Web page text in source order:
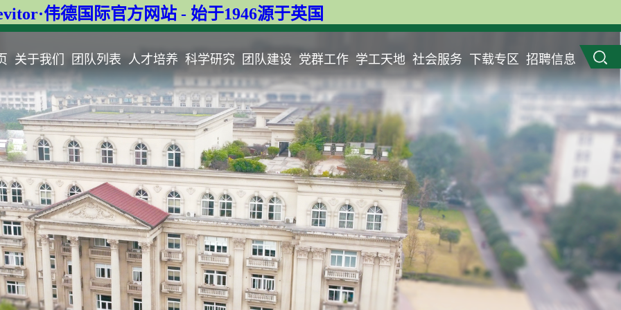
伟德国际官方网站 - 始于1946源于英国
关于我们 团队列表 人才培养 科学研究 团队建设 党群工作 学工天地 社会服务 下载专区 招聘信息